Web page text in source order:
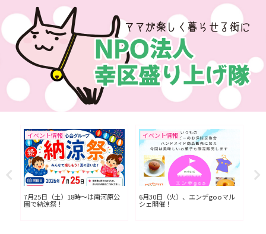
イベント情報
7月25日（土）18時〜は南河原公
園で納涼祭！
イベント情報
6月30日（火）、エンデgooマル
シェ開催！